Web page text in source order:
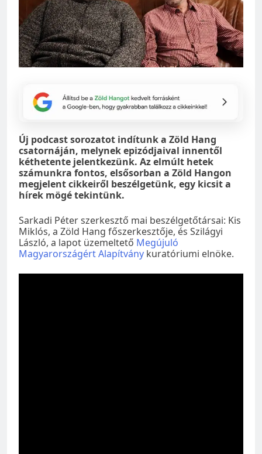
Új podcast sorozatot indítunk a Zöld Hang
csatornáján, melynek epizódjaival innentől
kéthetente jelentkezünk. Az elmúlt hetek
számunkra fontos, elsősorban a Zöld Hangon
megjelent cikkeiről beszélgetünk, egy kicsit a
hírek mögé tekintünk.
Sarkadi Péter szerkesztő mai beszélgetőtársai: Kis
Miklós, a Zöld Hang főszerkesztője, és Szilágyi
László, a lapot üzemeltető Megújuló
Magyarországért Alapítvány kuratóriumi elnöke.